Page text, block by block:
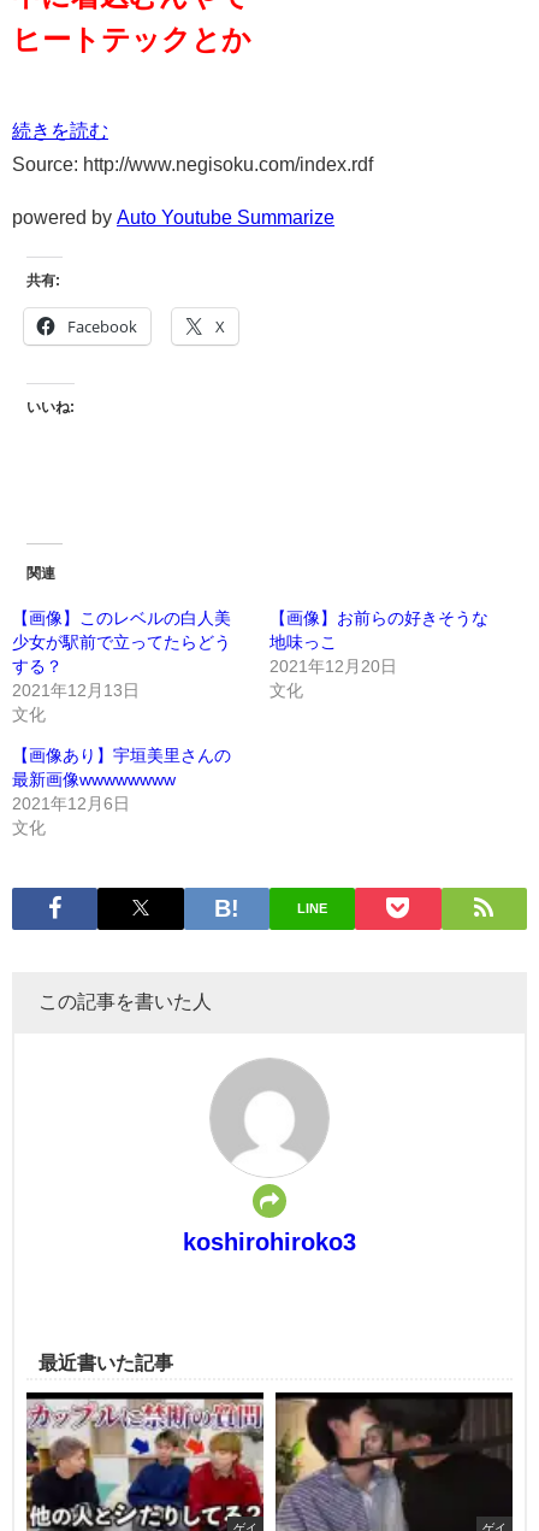
ヒートテックとか
続きを読む
Source: http://www.negisoku.com/index.rdf
powered by Auto Youtube Summarize
共有:
Facebook X
いいね:
関連
【画像】このレベルの白人美
少女が駅前で立ってたらどう
する？
2021年12月13日
文化
【画像】お前らの好きそうな
地味っこ
2021年12月20日
文化
【画像あり】宇垣美里さんの
最新画像wwwwwwww
2021年12月6日
文化
LINE
この記事を書いた人
koshirohiroko3
最近書いた記事
ゲイ ゲイ